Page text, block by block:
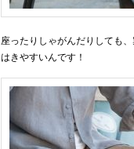
座ったりしゃがんだりしても
はきやすいんです！